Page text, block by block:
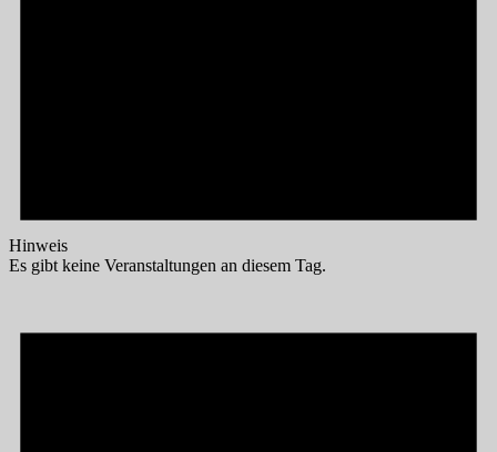
Hinweis
Es gibt keine Veranstaltungen an diesem Tag.